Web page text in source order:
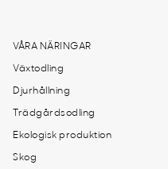
VÅRA NÄRINGAR
Växtodling
Djurhållning
Trädgårdsodling
Ekologisk produktion
Skog